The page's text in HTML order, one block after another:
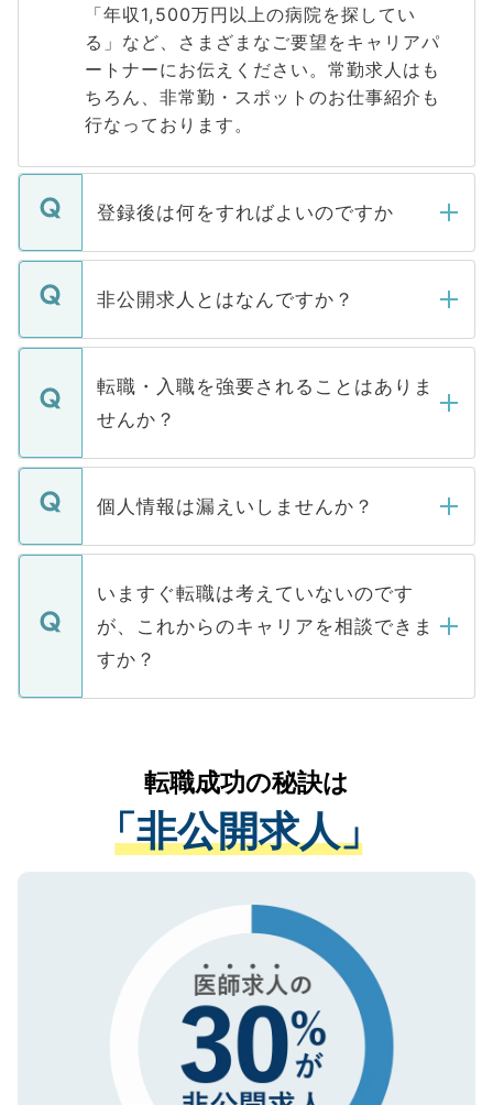
「年収1,500万円以上の病院を探してい
る」など、さまざまなご要望をキャリアパ
ートナーにお伝えください。常勤求人はも
ちろん、非常勤・スポットのお仕事紹介も
行なっております。
登録後は何をすればよいのですか
ご登録いただきましたら、弊社担当者がご
登録内容を確認し、その後メールもしくは
ます。通常、5営業日以内にはご連絡をせて
いただきますので、しばらくお待ちくださ
非公開求人とはなんですか？
マイナビDOCTORで取り扱っている求人の
うち約3割は、Webサイトからご覧いただ
けない「非公開求人」です。非公開求人は
下記の理由によって、一般には公開してい
ません。
■応募殺到を避けるため 人気のある医療機
関を公にしてしまうと、応募が殺到する場
に、医療機関が求める条件に合った人材の
みを人材紹介会社に依頼するケースが増え
ています。
転職・入職を強要されることはありま
せんか？
転職・入職を強要することは一切ありませ
ん。また、仮に応募先から内定をいただい
定を承諾する必要はありません。内定先へ
の辞退の連絡はキャリアパートナーが行い
個人情報は漏えいしませんか？
個人情報が漏えいすることはありませんの
で、ご安心ください。当サイトからの登録
などで収集したご登録者様の個人情報は、
ご本人のキャリアアップおよび転職活動の
支援を目的に使用いたします。お預かりし
ているすべての個人データはご本人の許可
は、個人情報の取り扱いについての厳密な
管理基準を満たした事業者のみに付与され
る、プライバシーマークを取得済みです。
で、機密保持に関してもご安心ください。
いますぐ転職は考えていないのです
が、これからのキャリアを相談できま
すか？
かがいして、現在の医療機関の状況や紹介
経験をまじえながら、適切なアドバイスを
させていただきます。すぐにご転職をされ
ない方には、長期的なサポートが可能です
ので、まずはご登録ください。
転職成功の秘訣は
「非公開求人」